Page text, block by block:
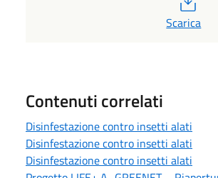
Scarica
Contenuti correlati
Disinfestazione contro insetti alati
Disinfestazione contro insetti alati
Disinfestazione contro insetti alati